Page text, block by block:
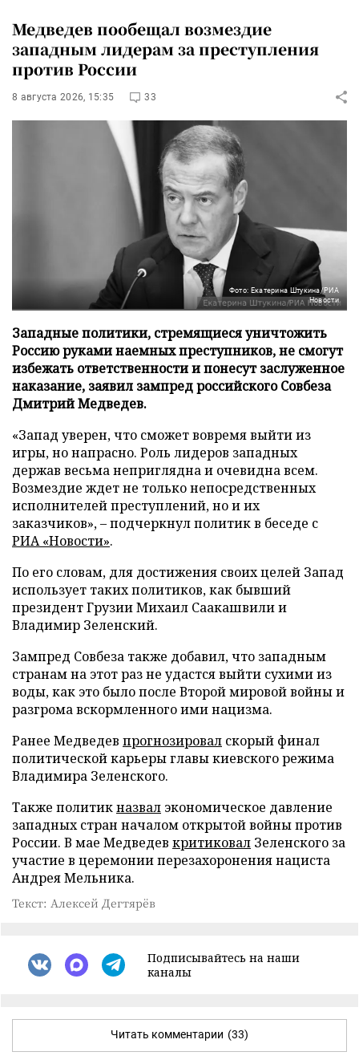
Медведев пообещал возмездие
западным лидерам за преступления
против России
8 августа 2026, 15:35 33
Фото: Екатерина Штукина/РИА
Новости
Западные политики, стремящиеся уничтожить
Россию руками наемных преступников, не смогут
избежать ответственности и понесут заслуженное
наказание, заявил зампред российского Совбеза
Дмитрий Медведев.
«Запад уверен, что сможет вовремя выйти из
игры, но напрасно. Роль лидеров западных
держав весьма неприглядна и очевидна всем.
Возмездие ждет не только непосредственных
исполнителей преступлений, но и их
заказчиков», – подчеркнул политик в беседе с
РИА «Новости».
По его словам, для достижения своих целей Запад
использует таких политиков, как бывший
президент Грузии Михаил Саакашвили и
Владимир Зеленский.
Зампред Совбеза также добавил, что западным
странам на этот раз не удастся выйти сухими из
воды, как это было после Второй мировой войны и
разгрома вскормленного ими нацизма.
Ранее Медведев прогнозировал скорый финал
политической карьеры главы киевского режима
Владимира Зеленского.
Также политикназвал экономическое давление
западных стран началом открытой войны против
России. В мае Медведев критиковал Зеленского за
участие в церемонии перезахоронения нациста
Андрея Мельника.
Текст: Алексей Дегтярёв
Подписывайтесь на наши
каналы
Читать комментарии (33)